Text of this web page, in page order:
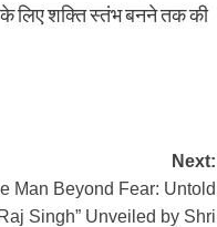
लिए शक्ति स्तंभ बनने तक की
Next:
Man Beyond Fear: Untold
Singh” Unveiled by Shri